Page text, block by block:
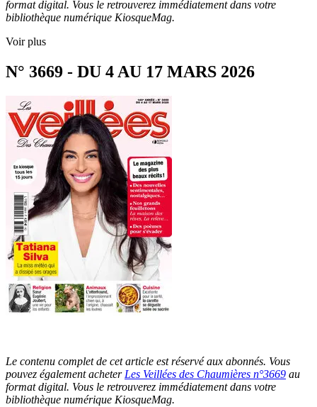
format digital. Vous le retrouverez immédiatement dans votre
bibliothèque numérique KiosqueMag.
Voir plus
N° 3669 - DU 4 AU 17 MARS 2026
Le contenu complet de cet article est réservé aux abonnés. Vous
pouvez également acheter Les Veillées des Chaumières n°3669 au
format digital. Vous le retrouverez immédiatement dans votre
bibliothèque numérique KiosqueMag.